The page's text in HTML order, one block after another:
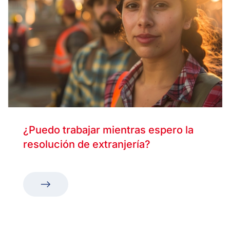
¿Puedo trabajar mientras espero la
resolución de extranjería?